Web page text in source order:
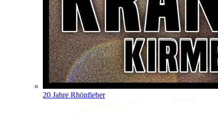
20 Jahre Rhönfieber